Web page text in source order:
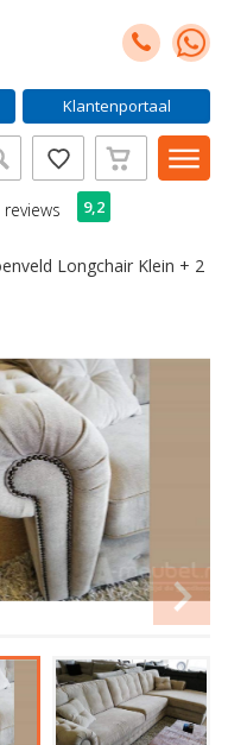
Klantenportaal
reviews 9,2
Longchair Klein + 2